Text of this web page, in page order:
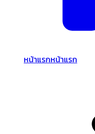
หน้าแรกหน้าแรก